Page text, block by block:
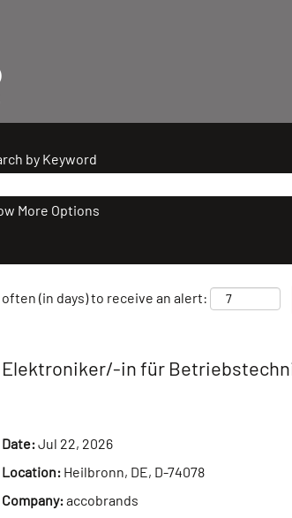
by Keyword
More Options
(in days) to receive an alert:
Elektroniker/-in für
Date:Jul 22, 2026
Location: Heilbronn, DE, D-74078
Company:accobrands